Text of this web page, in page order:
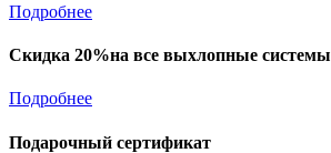
Подробнее
Скидка 20%на все выхлопные системы
Подробнее
Подарочный сертификат